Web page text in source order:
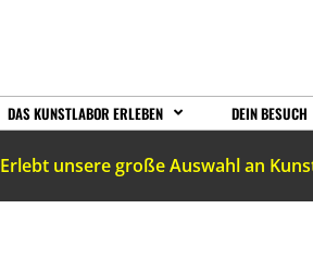
DAS KUNSTLABOR ERLEBEN DEIN BESUCH
Erlebt unsere große Auswahl an